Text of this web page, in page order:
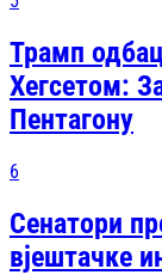
Трамп
Хегсетом:
Пентагону
6
Сенатори
вјештачке